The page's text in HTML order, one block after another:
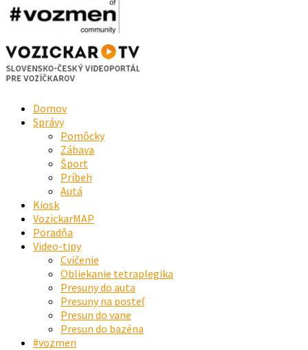
Domov
Správy
Pomôcky
Zábava
Šport
Príbeh
Autá
Kiosk
VozickarMAP
Poradňa
Video-tipy
Cvičenie
Obliekanie tetraplegika
Presuny do auta
Presuny na posteľ
Presun do vane
Presun do bazéna
#vozmen